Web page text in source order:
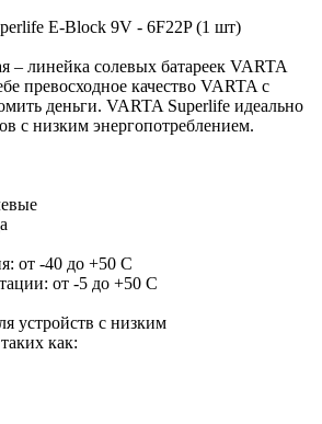
E-Block 9V - 6F22P (1 шт)
– линейка солевых батареек VARTA
превосходное качество VARTA с
деньги. VARTA Superlife идеально
с низким энергопотреблением.
от -40 до +50 С
от -5 до +50 С
устройств с низким
как: